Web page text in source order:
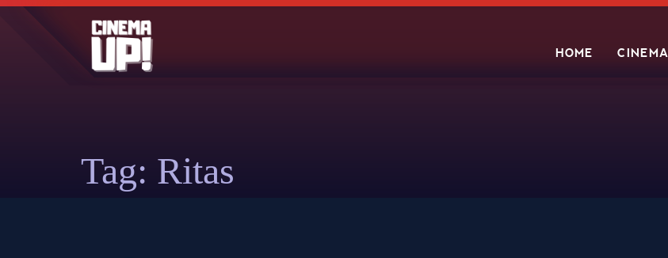
Skip
HOME CINEMA
Tag: Ritas